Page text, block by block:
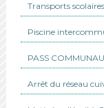
Transports scolaires
Piscine
PASS
Arrêt du réseau